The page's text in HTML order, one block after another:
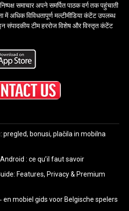
समाचार अपने समर्पित पाठक वर्ग तक पहुंचाती
में अधिक विविधतापूर्ण मल्टीमीडिया कंटेंट उपलब्ध
संपादकीय टीम हररोज विशेष और विस्तृत कंटेंट
pregled, bonusi, plačila in mobilna
: ce qu’il faut savoir
Features, Privacy & Premium
en mobiel gids voor Belgische spelers